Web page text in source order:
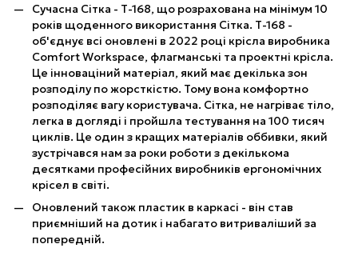
Сучасна Сітка - Т-168, що розрахована на мінімум 10
років щоденного використання Сітка. Т-168 -
об'єднує всі оновлені в 2022 році крісла виробника
Comfort Workspace, флагманські та проектні крісла.
Це інноваціний матеріал, який має декілька зон
розподілу по жорсткістю. Тому вона комфортно
розподіляє вагу користувача. Сітка, не нагріває тіло,
легка в догляді і пройшла тестування на 100 тисяч
циклів. Це один з кращих матеріалів оббивки, який
зустрічався нам за роки роботи з декількома
десятками професійних виробників ергономічних
крісел в світі.
Оновлений також пластик в каркасі - він став
приємніший на дотик і набагато витриваліший за
попередній.